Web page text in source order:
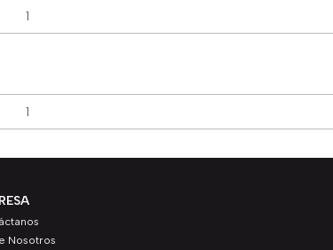
Nosotros